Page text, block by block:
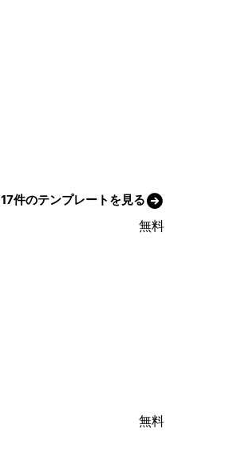
17件のテンプレートを見る
無料
無料